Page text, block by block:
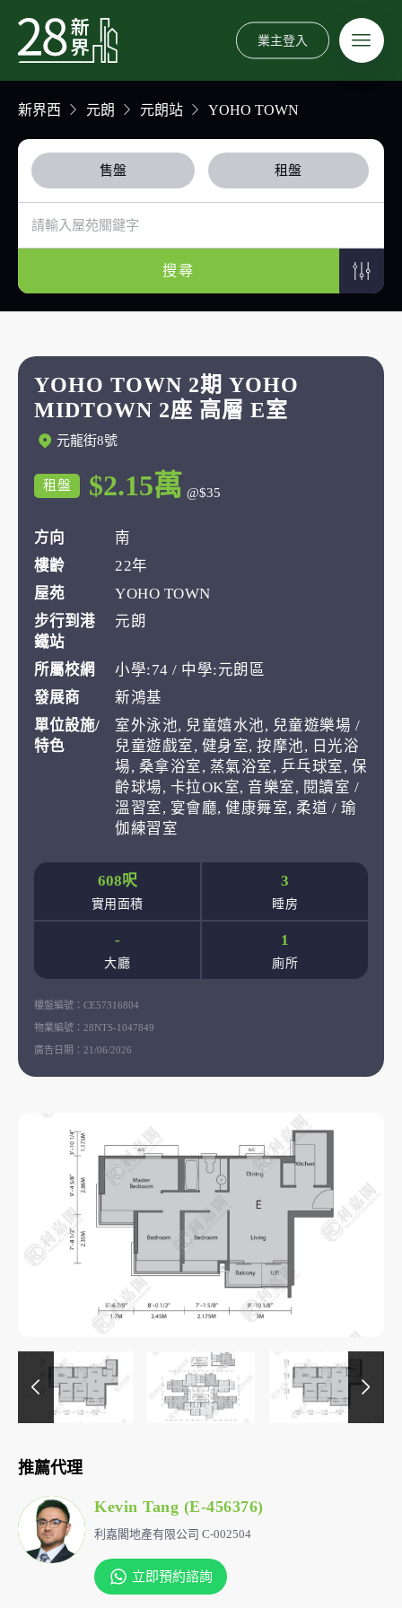
業主登入
新界西 元朗 元朗站 YOHO TOWN
售盤 租盤
搜尋
YOHO TOWN 2期 YOHO
MIDTOWN 2座 高層 E室
元龍街8號
租盤 $2.15萬 @$35
方向
南
樓齡
22年
屋苑
YOHO TOWN
步行到港
鐵站
元朗
所屬校網
小學:74 / 中學:元朗區
發展商
新鴻基
單位設施/
特色
室外泳池, 兒童嬉水池, 兒童遊樂場 /
兒童遊戲室, 健身室, 按摩池, 日光浴
場, 桑拿浴室, 蒸氣浴室, 乒乓球室, 保
齡球場, 卡拉OK室, 音樂室, 閱讀室 /
溫習室, 宴會廳, 健康舞室, 柔道 / 瑜
伽練習室
608呎
實用面積
3
睡房
-
大廳
1
廁所
樓盤編號： CE57316804
物業編號： 28NTS-1047849
廣告日期： 21/06/2026
推薦代理
Kevin Tang (E-456376)
利嘉閣地產有限公司 C-002504
立即預約諮詢